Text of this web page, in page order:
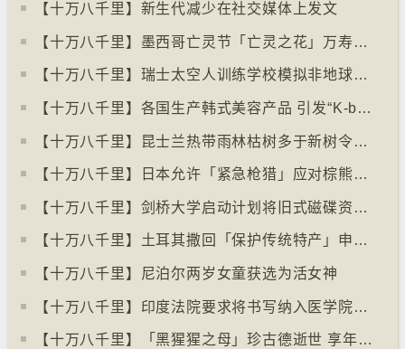
【十万八千里】新生代减少在社交媒体上发文
【十万八千里】墨西哥亡灵节「亡灵之花」万寿菊失收
【十万八千里】瑞士太空人训练学校模拟非地球生活
【十万八千里】各国生产韩式美容产品 引发“K-beauty”定义讨论
【十万八千里】昆士兰热带雨林枯树多于新树令二氧化碳释出量多于吸收量
【十万八千里】日本允许「紧急枪猎」应对棕熊袭击人类事件急增
【十万八千里】剑桥大学启动计划将旧式磁碟资料存档
【十万八千里】土耳其撒回「保护传统特产」申请德国烤肉多样性获保护
【十万八千里】尼泊尔两岁女童获选为活女神
【十万八千里】印度法院要求将书写纳入医学院课程
【十万八千里】「黑猩猩之母」珍古德逝世 享年91岁